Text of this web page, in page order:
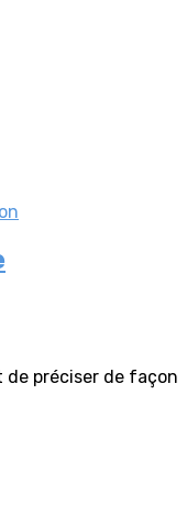
préciser de façon